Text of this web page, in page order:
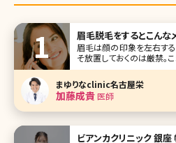
眉毛脱毛をするとこんな
眉毛は顔の印象を左右す
そ放置しておくのは厳禁。
ケアが必須です。ただケ
「あぁ、なんて手間なんだ
にもうのびてきてる……」「
ちゃった……」と眉毛の処
まゆりなclinic名古屋栄
加藤成貴医師
ビアンカクリニック 銀座 幡手亜梨子医師【美人女医イ